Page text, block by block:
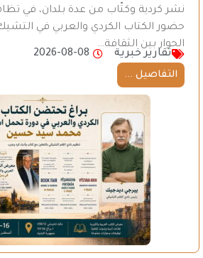
نشر كردية وكتّاب من عدة بلدان، في
حضور الكتاب الكردي والعربي في
الحوار بين الثقافة…
تقارير خبرية
2026-08-08
التفاصيل ...